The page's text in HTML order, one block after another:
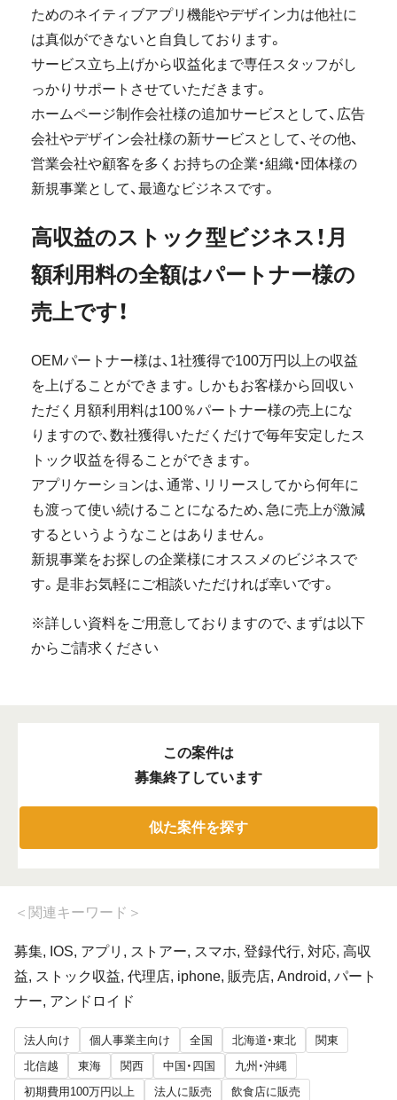
ためのネイティブアプリ機能やデザイン力は他社に
は真似ができないと自負しております。
サービス立ち上げから収益化まで専任スタッフがし
っかりサポートさせていただきます。
ホームページ制作会社様の追加サービスとして、広告
会社やデザイン会社様の新サービスとして、その他、
営業会社や顧客を多くお持ちの企業・組織・団体様の
新規事業として、最適なビジネスです。
高収益のストック型ビジネス！月
額利用料の全額はパートナー様の
売上です！
OEMパートナー様は、1社獲得で100万円以上の収益
を上げることができます。しかもお客様から回収い
ただく月額利用料は100％パートナー様の売上にな
りますので、数社獲得いただくだけで毎年安定したス
トック収益を得ることができます。
アプリケーションは、通常、リリースしてから何年に
も渡って使い続けることになるため、急に売上が激減
するというようなことはありません。
新規事業をお探しの企業様にオススメのビジネスで
す。是非お気軽にご相談いただければ幸いです。
※詳しい資料をご用意しておりますので、まずは以下
からご請求ください
この案件は
募集終了しています
似た案件を探す
＜ 関連キーワード ＞
募集, IOS, アプリ, ストアー, スマホ, 登録代行, 対応, 高収
益, ストック収益, 代理店, iphone, 販売店, Android, パート
ナー, アンドロイド
法人向け 個人事業主向け 全国 北海道・東北
関東
北信越
東海 関西 中国・四国
九州・沖縄
初期費用100万円以上
法人に販売
飲食店に販売